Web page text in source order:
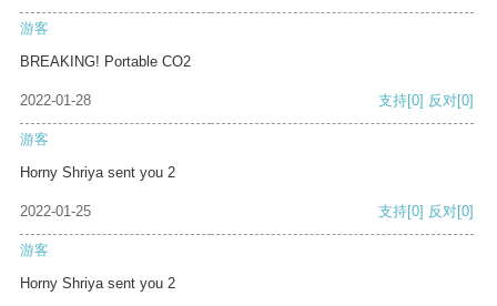
游客
BREAKING! Portable CO2
2022-01-28 支持[0] 反对[0]
游客
Horny Shriya sent you 2
2022-01-25 支持[0] 反对[0]
游客
Horny Shriya sent you 2